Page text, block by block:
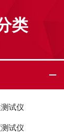
类
试仪
试仪